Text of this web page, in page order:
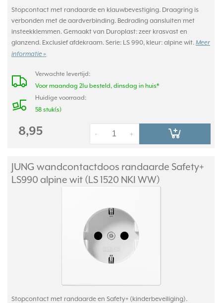
Stopcontact met randaarde en klauwbevestiging. Draagring is
verbonden met de aardverbinding. Bedrading aansluiten met
insteekklemmen. Gemaakt van Duroplast: zeer krasvast en
glanzend. Exclusief afdekraam. Serie: LS 990, kleur: alpine wit. Meer
informatie »
Verwachte levertijd:
Voor maandag 21u besteld, dinsdag in huis*
Huidige voorraad:
58 stuk(s)
8,95 +
-
JUNG wandcontactdoos randaarde Safety+
LS990 alpine wit (LS 1520 NKI WW)
Stopcontact met randaarde en Safety+ (kinderbeveiliging).